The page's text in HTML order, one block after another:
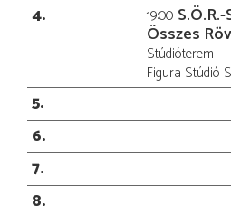
4
19:00
Összes
Stúdióterem
Figura Stúdió
5
6
7
8